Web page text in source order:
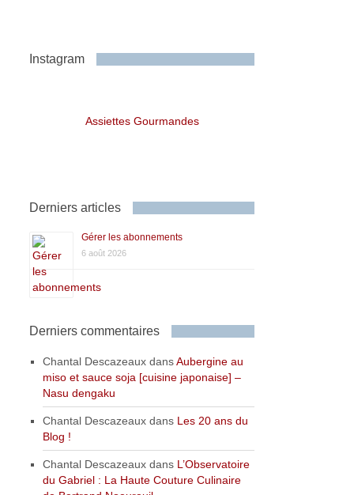
Instagram
Assiettes Gourmandes
Derniers articles
Gérer les abonnements
6 août 2026
Derniers commentaires
Chantal Descazeaux dansAubergine au
miso et sauce soja [cuisine japonaise] –
Nasu dengaku
Chantal Descazeaux dans Les 20 ans du
Blog !
Chantal Descazeaux dans L’Observatoire
du Gabriel : La Haute Couture Culinaire